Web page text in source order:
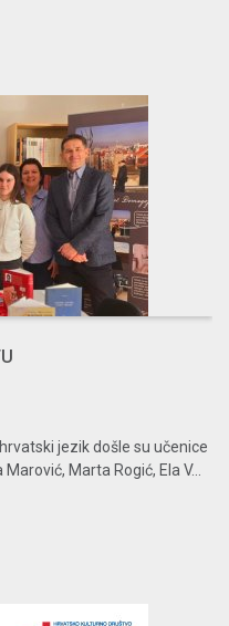
jezik došle su učenice
Marta Rogić, Ela V...